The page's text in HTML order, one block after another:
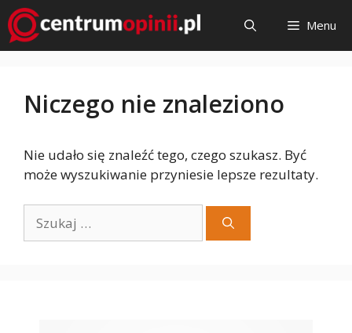
Przejdź
do
treści
Menu
Niczego nie znaleziono
Nie udało się znaleźć tego, czego szukasz. Być
może wyszukiwanie przyniesie lepsze rezultaty.